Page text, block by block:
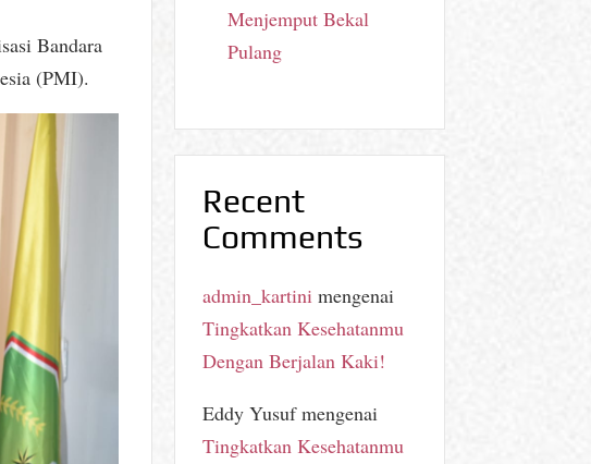
Bandara
(PMI).
Menjemput Bekal
Pulang
Recent
Comments
admin_kartinimengenai
Tingkatkan Kesehatanmu
Dengan Berjalan Kaki!
Eddy Yusufmengenai
Tingkatkan Kesehatanmu